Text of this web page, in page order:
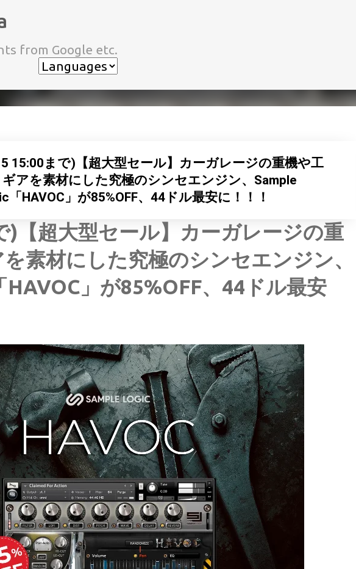
from Google etc.
15:00まで)【超大型セール】カーガレージの重機や工
ギアを素材にした究極のシンセエンジン、Sample
「HAVOC」が85%OFF、44ドル最安に！！！
)【超大型セール】カーガレージの重
素材にした究極のシンセエンジン、
」が85%OFF、44ドル最安